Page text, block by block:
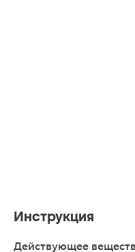
Инструкция
Действующее